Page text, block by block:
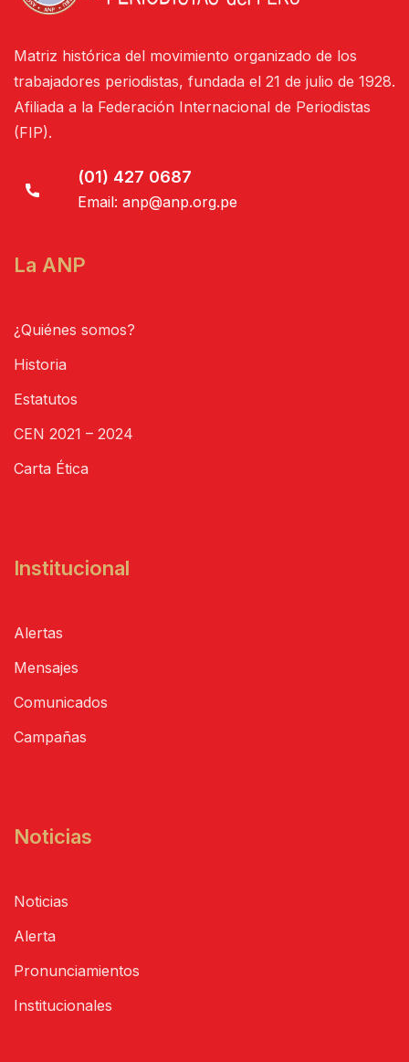
Matriz histórica del movimiento organizado de los
trabajadores periodistas, fundada el 21 de julio de 1928.
Afiliada a la Federación Internacional de Periodistas
(FIP).
(01) 427 0687
Email: anp@anp.org.pe
La ANP
¿Quiénes somos?
Historia
Estatutos
CEN 2021 – 2024
Carta Ética
Institucional
Alertas
Mensajes
Comunicados
Campañas
Noticias
Noticias
Alerta
Pronunciamientos
Institucionales